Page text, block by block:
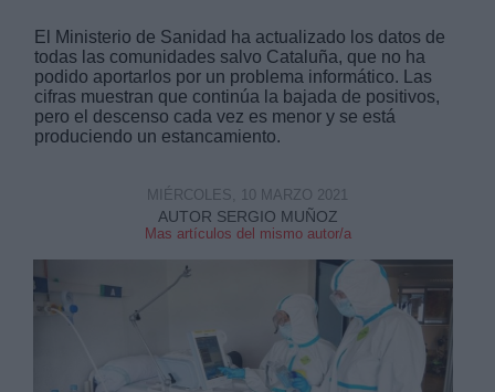
El Ministerio de Sanidad ha actualizado los datos de
todas las comunidades salvo Cataluña, que no ha
podido aportarlos por un problema informático. Las
cifras muestran que continúa la bajada de positivos,
pero el descenso cada vez es menor y se está
produciendo un estancamiento.
AUTOR SERGIO MUÑOZ
Mas artículos del mismo autor/a
MIÉRCOLES, 10 MARZO 2021